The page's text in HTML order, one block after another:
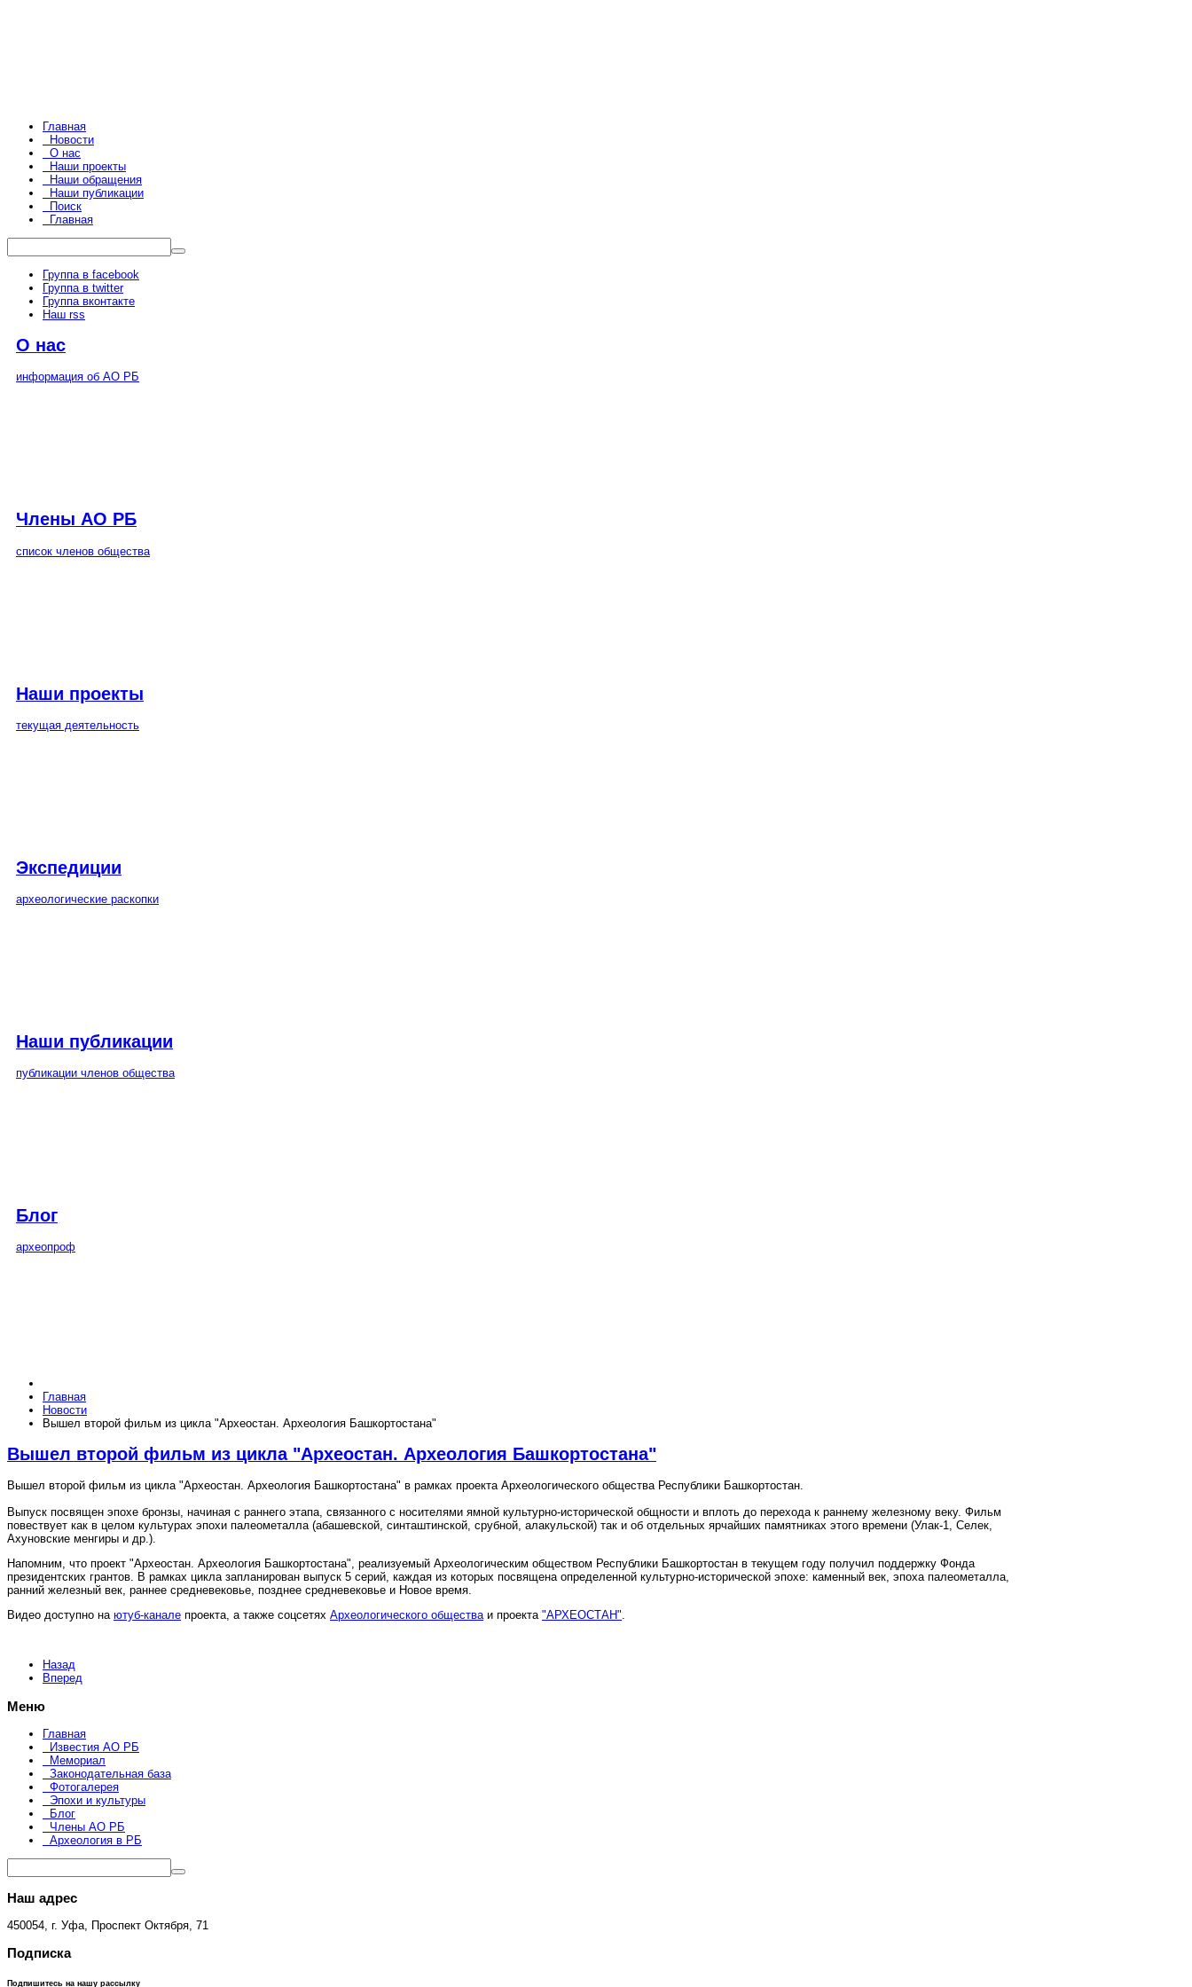
Главная
Новости
О нас
Наши проекты
Наши обращения
Наши публикации
Поиск
Главная
Группа в facebook
Группа в twitter
Группа вконтакте
Наш rss
О нас
информация об АО РБ
Члены АО РБ
список членов общества
Наши проекты
текущая деятельность
Экспедиции
археологические раскопки
Наши публикации
публикации членов общества
Блог
археопроф
Главная
Новости
Вышел второй фильм из цикла "Археостан. Археология Башкортостана"
Вышел второй фильм из цикла "Археостан. Археология Башкортостана"
Вышел второй фильм из цикла "Археостан. Археология Башкортостана" в рамках проекта Археологического общества Республики Башкортостан.
Выпуск посвящен эпохе бронзы, начиная с раннего этапа, связанного с носителями ямной культурно-исторической общности и вплоть до перехода к раннему железному веку. Фильм
повествует как в целом культурах эпохи палеометалла (абашевской, синташтинской, срубной, алакульской) так и об отдельных ярчайших памятниках этого времени (Улак-1, Селек,
Ахуновские менгиры и др.).
Напомним, что проект "Археостан. Археология Башкортостана", реализуемый Археологическим обществом Республики Башкортостан в текущем году получил поддержку Фонда
президентских грантов. В рамках цикла запланирован выпуск 5 серий, каждая из которых посвящена определенной культурно-исторической эпохе: каменный век, эпоха палеометалла,
ранний железный век, раннее средневековье, позднее средневековье и Новое время.
Видео доступно на ютуб-канале проекта, а также соцсетях Археологического обществаи проекта "АРХЕОСТАН".
Назад
Вперед
Меню
Главная
Известия АО РБ
Мемориал
Законодательная база
Фотогалерея
Эпохи и культуры
Блог
Члены АО РБ
Археология в РБ
Наш адрес
450054, г. Уфа, Проспект Октября, 71
Подписка
Подпишитесь на нашу рассылку